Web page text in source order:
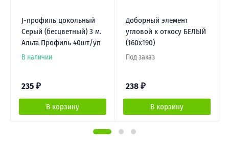
J-профиль цокольный
Серый (бесцветный) 3 м.
Альта Профиль 40шт/уп
В наличии
235 ₽
В корзину
Доборный элемент
угловой к откосу БЕЛЫЙ
(160х190)
Под заказ
238 ₽
В корзину